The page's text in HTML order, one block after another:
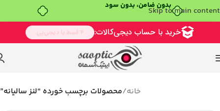
بدون ضامن، بدون سودSkip to main content
خانه/محصولات برچسب خورده “لنز سالیانه”